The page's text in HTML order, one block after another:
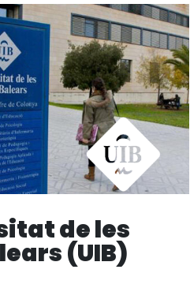
de les
(UIB)